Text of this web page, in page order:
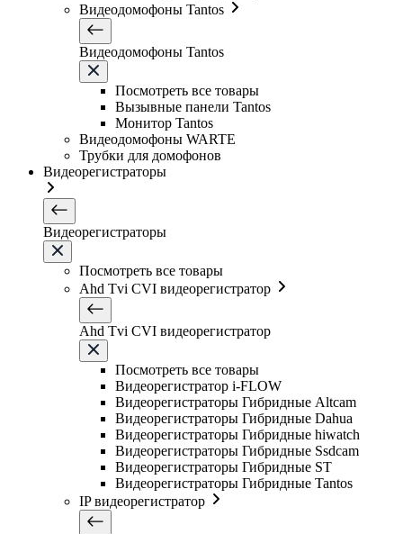
Видеодомофоны Tantos
Видеодомофоны Tantos
Посмотреть все товары
Вызывные панели Tantos
Монитор Tantos
Видеодомофоны WARTE
Трубки для домофонов
Видеорегистраторы
Видеорегистраторы
Посмотреть все товары
Ahd Tvi CVI видеорегистратор
Ahd Tvi CVI видеорегистратор
Посмотреть все товары
Видеорегистратор i-FLOW
Видеорегистраторы Гибридные Altcam
Видеорегистраторы Гибридные Dahua
Видеорегистраторы Гибридные hiwatch
Видеорегистраторы Гибридные Ssdcam
Видеорегистраторы Гибридные ST
Видеорегистраторы Гибридные Tantos
IP видеорегистратор